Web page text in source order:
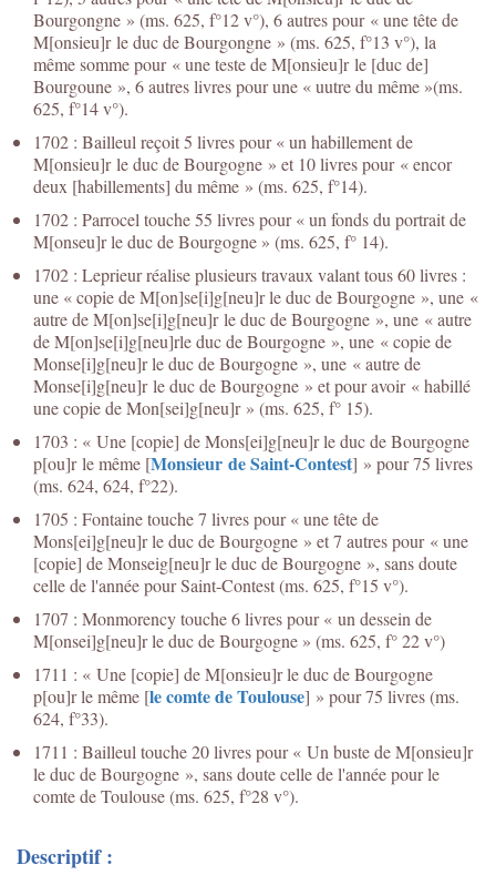
Bourgongne » (ms. 625, f°12 v°), 6 autres pour « une tête de
M[onsieu]r le duc de Bourgongne » (ms. 625, f°13 v°), la
même somme pour « une teste de M[onsieu]r le [duc de]
Bourgoune », 6 autres livres pour une « uutre du même »(ms.
625, f°14 v°).
1702 : Bailleul reçoit 5 livres pour « un habillement de
M[onsieu]r le duc de Bourgogne » et 10 livres pour « encor
deux [habillements] du même » (ms. 625, f°14).
1702 : Parrocel touche 55 livres pour « un fonds du portrait de
M[onseu]r le duc de Bourgogne » (ms. 625, f° 14).
1702 : Leprieur réalise plusieurs travaux valant tous 60 livres :
une « copie de M[on]se[i]g[neu]r le duc de Bourgogne », une «
autre de M[on]se[i]g[neu]r le duc de Bourgogne », une « autre
de M[on]se[i]g[neu]rle duc de Bourgogne », une « copie de
Monse[i]g[neu]r le duc de Bourgogne », une « autre de
Monse[i]g[neu]r le duc de Bourgogne » et pour avoir « habillé
une copie de Mon[sei]g[neu]r » (ms. 625, f° 15).
1703 : « Une [copie] de Mons[ei]g[neu]r le duc de Bourgogne
p[ou]r le même [Monsieur de Saint-Contest] » pour 75 livres
(ms. 624, 624, f°22).
1705 : Fontaine touche 7 livres pour « une tête de
Mons[ei]g[neu]r le duc de Bourgogne » et 7 autres pour « une
[copie] de Monseig[neu]r le duc de Bourgogne », sans doute
celle de l'année pour Saint-Contest (ms. 625, f°15 v°).
1707 : Monmorency touche 6 livres pour « un dessein de
M[onsei]g[neu]r le duc de Bourgogne » (ms. 625, f° 22 v°)
1711 : « Une [copie] de M[onsieu]r le duc de Bourgogne
p[ou]r le même [le comte de Toulouse] » pour 75 livres (ms.
624, f°33).
1711 : Bailleul touche 20 livres pour « Un buste de M[onsieu]r
le duc de Bourgogne », sans doute celle de l'année pour le
comte de Toulouse (ms. 625, f°28 v°).
Descriptif :